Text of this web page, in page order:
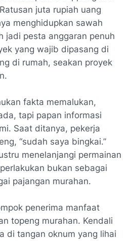
juta rupiah uang
menghidupkan sawah
jadi pesta anggaran penuh
yang wajib dipasang di
di rumah, seakan proyek
fakta memalukan,
tapi papan informasi
Saat ditanya, pekerja
“sudah saya bingkai.”
menelanjangi permainan
bukan sebagai
pajangan murahan.
penerima manfaat
topeng murahan. Kendali
di tangan oknum yang lihai